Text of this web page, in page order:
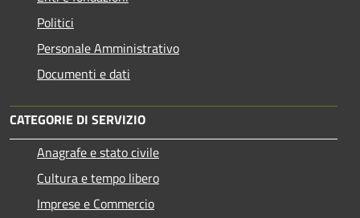
Politici
Personale Amministrativo
Documenti e dati
CATEGORIE DI SERVIZIO
Anagrafe e stato civile
Cultura e tempo libero
Imprese e Commercio